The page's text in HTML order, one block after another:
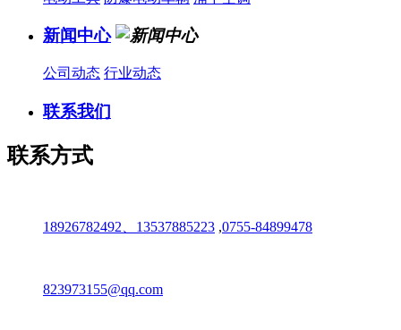
新闻中心
公司动态 行业动态
联系我们
联系方式
18926782492、13537885223 ,0755-84899478
823973155@qq.com